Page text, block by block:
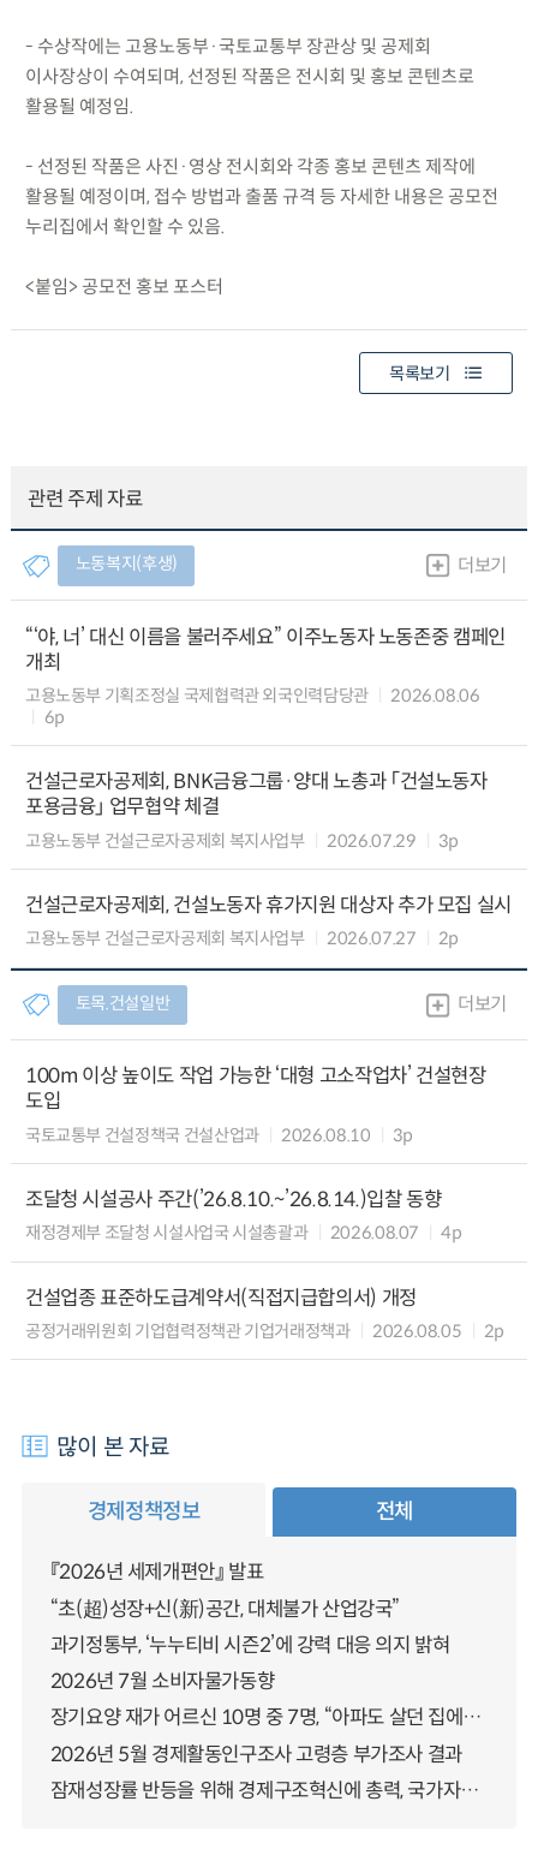
- 수상작에는 고용노동부·국토교통부 장관상 및 공제회
이사장상이 수여되며, 선정된 작품은 전시회 및 홍보 콘텐츠로
활용될 예정임.
- 선정된 작품은 사진·영상 전시회와 각종 홍보 콘텐츠 제작에
활용될 예정이며, 접수 방법과 출품 규격 등 자세한 내용은 공모전
누리집에서 확인할 수 있음.
<붙임> 공모전 홍보 포스터
목록보기
관련 주제 자료
노동복지(후생) 더보기
“‘야, 너’ 대신 이름을 불러주세요” 이주노동자 노동존중 캠페인
개최
고용노동부 기획조정실 국제협력관 외국인력담당관
2026.08.06
6p
건설근로자공제회, BNK금융그룹·양대 노총과 「건설노동자
포용금융」 업무협약 체결
고용노동부 건설근로자공제회 복지사업부 2026.07.29 3p
건설근로자공제회, 건설노동자 휴가지원 대상자 추가 모집 실시
고용노동부 건설근로자공제회 복지사업부 2026.07.27 2p
토목.건설일반 더보기
100m 이상 높이도 작업 가능한 ‘대형 고소작업차’ 건설현장
도입
국토교통부 건설정책국 건설산업과 2026.08.10 3p
조달청 시설공사 주간(’26.8.10.~’26.8.14.)입찰 동향
재정경제부 조달청 시설사업국 시설총괄과 2026.08.07 4p
건설업종 표준하도급계약서(직접지급합의서) 개정
공정거래위원회 기업협력정책관 기업거래정책과 2026.08.05 2p
많이 본 자료
경제정책정보 전체
『2026년 세제개편안』 발표
“초(超)성장+신(新)공간, 대체불가 산업강국”
과기정통부, ‘누누티비 시즌2’에 강력 대응 의지 밝혀
2026년 7월 소비자물가동향
장기요양 재가 어르신 10명 중 7명, “아파도 살던 집에서 살겠다” 「2025년 장기요양실태조사」 결과 발표
2026년 5월 경제활동인구조사 고령층 부가조사 결과
잠재성장률 반등을 위해 경제구조혁신에 총력, 국가자산 관리체계 대전환